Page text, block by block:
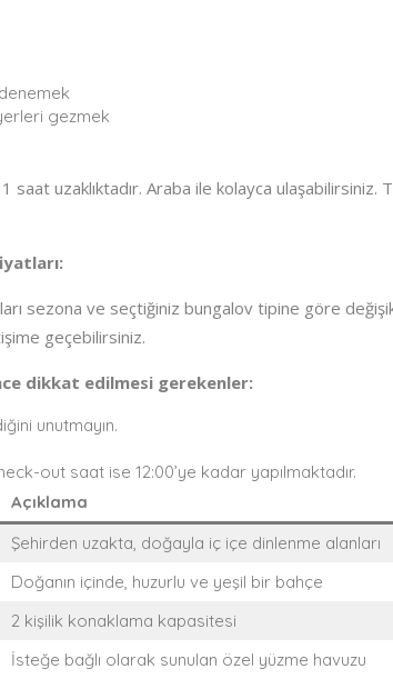
gezmek
saat uzaklıktadır. Araba ile kolayca ulaşabilirsiniz.
sezona ve seçtiğiniz bungalov tipine göre
geçebilirsiniz.
dikkat edilmesi gerekenler:
unutmayın.
out saat ise 12:00’ye kadar yapılmaktadır.
Açıklama
Şehirden uzakta, doğayla iç içe dinlenme alanları
Doğanın içinde, huzurlu ve yeşil bir bahçe
2 kişilik konaklama kapasitesi
İsteğe bağlı olarak sunulan özel yüzme havuzu